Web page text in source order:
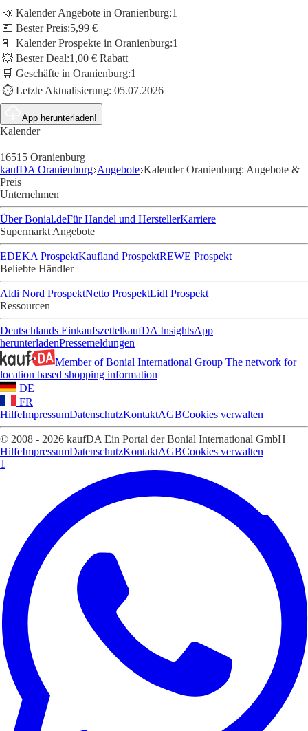
📣 Kalender Angebote in Oranienburg:1
💶 Bester Preis:5,99 €
📮 Kalender Prospekte in Oranienburg:1
💥 Bester Deal:1,00 € Rabatt
🛒 Geschäfte in Oranienburg:1
⏱️ Letzte Aktualisierung: 05.07.2026
App herunterladen!
Kalender
16515 Oranienburg
kaufDA Oranienburg Angebote Kalender Oranienburg: Angebote &
Preis
Unternehmen
Über Bonial.deFür Handel und HerstellerKarriere
Supermarkt Angebote
EDEKA ProspektKaufland ProspektREWE Prospekt
Beliebte Händler
Aldi Nord ProspektNetto ProspektLidl Prospekt
Ressourcen
Deutschlands EinkaufszettelkaufDA InsightsApp
herunterladenPressemeldungen
Member of Bonial International Group The network for
location based shopping information
DE
FR
HilfeImpressumDatenschutzKontaktAGBCookies verwalten
© 2008 - 2026 kaufDA Ein Portal der Bonial International GmbH
HilfeImpressumDatenschutzKontaktAGBCookies verwalten
1